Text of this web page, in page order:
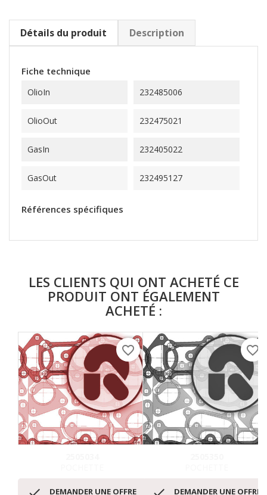
Détails du produit Description
Fiche technique
OlioIn 232485006
OlioOut 232475021
GasIn 232405022
GasOut 232495127
Références spécifiques
LES CLIENTS QUI ONT ACHETÉ CE
PRODUIT ONT ÉGALEMENT
ACHETÉ :
DEMANDER UNE OFFRE
favorite_border
DEMANDER UNE OFFRE
favorite_border